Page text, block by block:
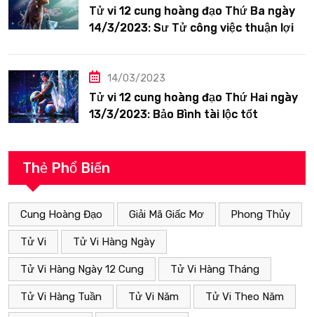
Tử vi 12 cung hoàng đạo Thứ Ba ngày
14/3/2023: Sư Tử công việc thuận lợi
14/03/2023
Tử vi 12 cung hoàng đạo Thứ Hai ngày
13/3/2023: Bảo Bình tài lộc tốt
Thẻ Phổ Biến
Cung Hoàng Đạo Giải Mã Giấc Mơ Phong Thủy
Tử Vi Tử Vi Hàng Ngày
Tử Vi Hàng Ngày 12 Cung Tử Vi Hàng Tháng
Tử Vi Hàng Tuần Tử Vi Năm Tử Vi Theo Năm